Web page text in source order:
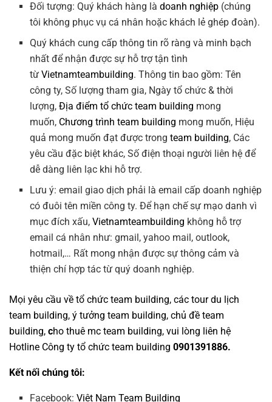
Đối tượng: Quý khách hàng làdoanh nghiệp (chúng
tôi không phục vụ cá nhân hoặc khách lẻ ghép đoàn).
Quý khách cung cấp thông tin rõ ràng và minh bạch
nhất để nhận được sự hỗ trợ tận tình
từVietnamteambuilding. Thông tin bao gồm: Tên
công ty, Số lượng tham gia, Ngày tổ chức & thời
lượng,Địa điểm tổ chức team building mong
muốn, Chương trình team building mong muốn, Hiệu
quả mong muốn đạt được trongteam building, Các
yêu cầu đặc biệt khác, Số điện thoại người liên hệ để
dễ dàng liên lạc khi hỗ trợ.
Lưu ý: email giao dịch phải là email cấp doanh nghiệp
có đuôi tên miền công ty. Để hạn chế sự mạo danh vì
mục đích xấu,Vietnamteambuilding không hỗ trợ
email cá nhân như: gmail, yahoo mail, outlook,
hotmail,… Rất mong nhận được sự thông cảm và
thiện chí hợp tác từ quý doanh nghiệp.
Mọi yêu cầu về tổ chức team building, các tourdu lịch
team building, ý tưởng team building, chủ đề team
building, cho thuê mc team building, vui lòng liên hệ
Hotline Công ty tổ chức team building 0901391886.
Kết nối chúng tôi:
Facebook:Việt Nam Team Building